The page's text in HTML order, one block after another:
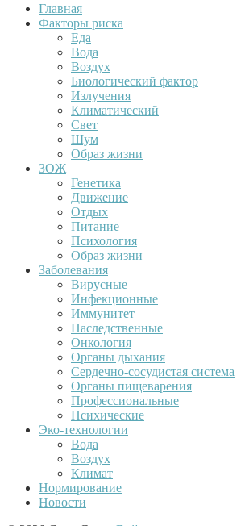
Главная
Факторы риска
Еда
Вода
Воздух
Биологический фактор
Излучения
Климатический
Свет
Шум
Образ жизни
ЗОЖ
Генетика
Движение
Отдых
Питание
Психология
Образ жизни
Заболевания
Вирусные
Инфекционные
Иммунитет
Наследственные
Онкология
Органы дыхания
Сердечно-сосудистая система
Органы пищеварения
Профессиональные
Психические
Эко-технологии
Вода
Воздух
Климат
Нормирование
Новости